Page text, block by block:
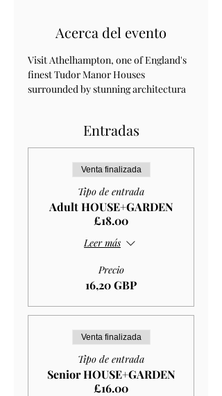
Acerca del evento
Visit Athelhampton, one of England's
finest Tudor Manor Houses
surrounded by stunning architectura
Entradas
Venta finalizada
Tipo de entrada
Adult HOUSE+GARDEN
£18.00
Leer más
Precio
16,20 GBP
Venta finalizada
Tipo de entrada
Senior HOUSE+GARDEN
£16.00